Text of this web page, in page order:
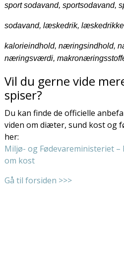
sport sodavand, sportsodavand,
sodavand, læskedrik,
kalorieindhold, næringsindhold,
næringsværdi,
Vil du gerne vide
spiser?
Du kan finde de officielle
viden om diæter, sund kost og
her:
Miljø- og Fødevareministeriet –
om kost
Gå til forsiden >>>